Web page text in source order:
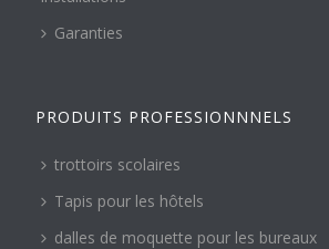
Garanties
PRODUITS PROFESSIONNNELS
trottoirs scolaires
Tapis pour les hôtels
dalles de moquette pour les bureaux